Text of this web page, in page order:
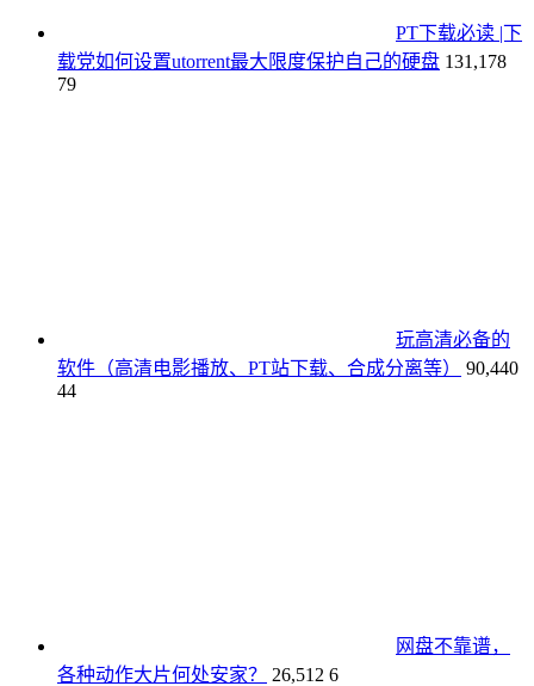
PT下载必读 |下
载党如何设置utorrent最大限度保护自己的硬盘 131,178
79
玩高清必备的
软件（高清电影播放、PT站下载、合成分离等）
90,440
44
网盘不靠谱，
各种动作大片何处安家？
26,512 6